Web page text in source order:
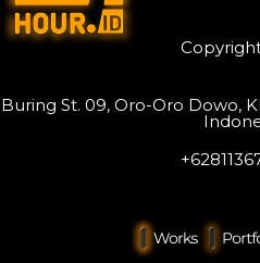
Buring St. 09, Oro-Oro Dowo,